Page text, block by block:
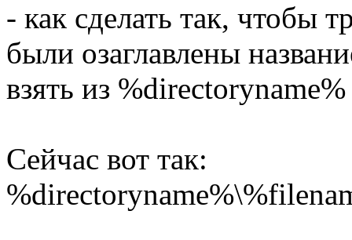
- как сделать так, чтобы
были озаглавлены
взять из %directoryname%
Сейчас вот так: